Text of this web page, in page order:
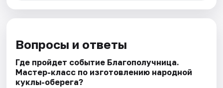
Вопросы и ответы
Где пройдет событие Благополучница.
Мастер-класс по изготовлению народной
куклы-оберега?